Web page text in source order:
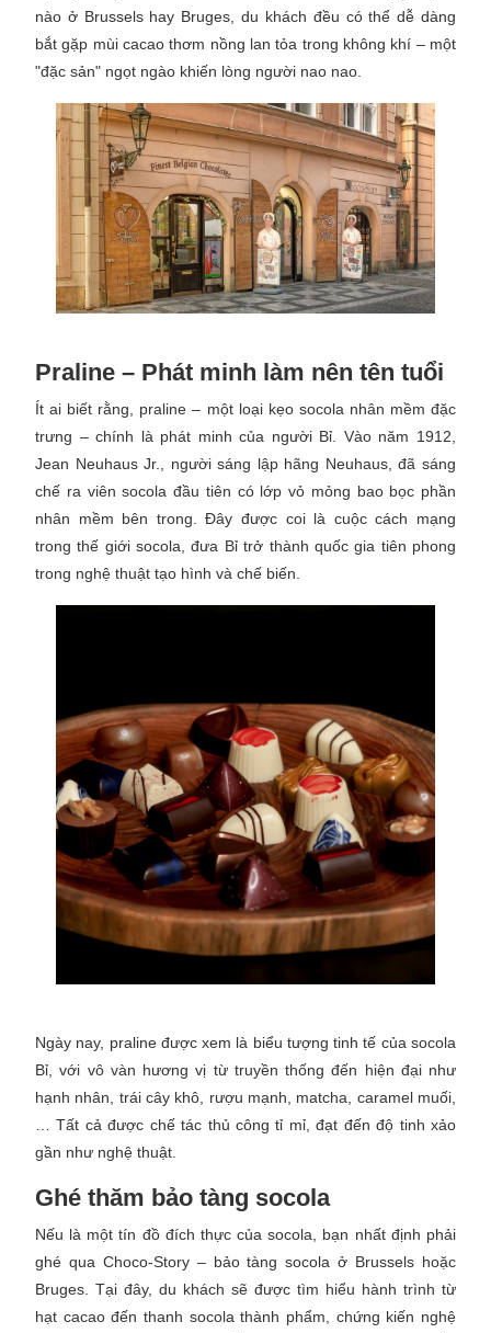
nào ở Brussels hay Bruges, du khách đều có thể dễ dàng
bắt gặp mùi cacao thơm nồng lan tỏa trong không khí – một
"đặc sản" ngọt ngào khiến lòng người nao nao.
Praline – Phát minh làm nên tên tuổi
Ít ai biết rằng, praline – một loại kẹo socola nhân mềm đặc
trưng – chính là phát minh của người Bỉ. Vào năm 1912,
Jean Neuhaus Jr., người sáng lập hãng Neuhaus, đã sáng
chế ra viên socola đầu tiên có lớp vỏ mỏng bao bọc phần
nhân mềm bên trong. Đây được coi là cuộc cách mạng
trong thế giới socola, đưa Bỉ trở thành quốc gia tiên phong
trong nghệ thuật tạo hình và chế biến.
Ngày nay, praline được xem là biểu tượng tinh tế của socola
Bỉ, với vô vàn hương vị từ truyền thống đến hiện đại như
hạnh nhân, trái cây khô, rượu mạnh, matcha, caramel muối,
… Tất cả được chế tác thủ công tỉ mỉ, đạt đến độ tinh xảo
gần như nghệ thuật.
Ghé thăm bảo tàng socola
Nếu là một tín đồ đích thực của socola, bạn nhất định phải
ghé qua Choco-Story – bảo tàng socola ở Brussels hoặc
Bruges. Tại đây, du khách sẽ được tìm hiểu hành trình từ
hạt cacao đến thanh socola thành phẩm, chứng kiến nghệ